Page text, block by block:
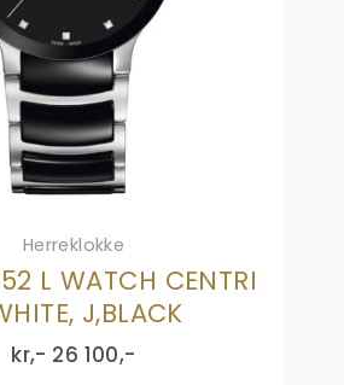
Herreklokke
L WATCH CENTRI
J,BLACK
kr,- 26 100,-